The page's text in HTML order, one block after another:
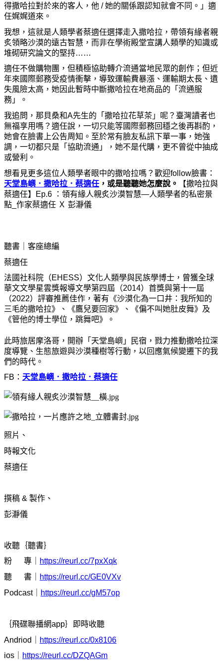
得撒哈拉對於來的客人，他 / 她的關係跟認知就會不同。」適
任娓娓道來。
我想，這就是人類學者蔡適任選擇走入撒哈拉，帶領有緣者親
炙領略沙漠的遠古智慧，而非在學術殿堂宣講人類學的知識或
堆砌研究論文的堅持……
適任不做購物團，但積極協助轉介流通當地民眾的創作；但近
年來國際郵務受疫情衝擊，導致運輸費暴漲、運輸期太長、遺
失風險太高，她因此暫時中斷撒哈拉在地商品的「流通服
務」。
我追問，那貝桑和A先生的「撒哈拉花草茶」呢？臺灣讀者也
無福享用嗎？適任說，一切只能等國際郵務回穩之後再斟酌，
她會在臉書上公告周知。至於常有臉友私訊下單一事，她強
調，一切都只是「協助流通」，她不是代購，更不曾從中抽成
或營利。
想看見更多這位人類學者眼中的撒哈拉嗎？歡迎follow臉書：
天堂島嶼．撒哈拉．蔡適任 ， 或是聽聽她怎麼說。
【撒哈拉與
蔡適任】Ep.6 ：領有緣人親炙沙漠智慧—人類學者的私密景
點_作家蔡適任 Ｘ 彭瀞儀
聽書｜客座總編
蔡適任
法國社科院（EHESS）文化人類學與民族學博士，曾獲全球
華文文學星雲獎報導文學第四屆（2014）首獎與第十一屆
（2022）評審推薦佳作，著有《沙漠化為一口井：我所知的
三毛的撒哈拉》、《鷹兒要回家》、《偏不叫她肚皮舞》及
《管他的博士學位，跳舞吧》。
此時旅居摩洛哥，開辦「天堂島嶼」民宿，戮力推動撒哈拉深
度導覽、生態旅遊與沙漠種樹等行動，以回應氣候變遷下的我
們的時代。
FB： 天堂島嶼．撒哈拉．蔡適任
照片、
時報文化
蔡適任
撰稿 & 製作、
彭瀞儀
收聽｛聽書｝
粉 專｜
https://reurl.cc/7pxXqk
聽 書｜
https://reurl.cc/GE0VXv
Podcast｜
https://reurl.cc/gM57op
｛飛碟聯播網app｝即時收聽
Andriod｜
https://reurl.cc/0x8106
ios｜
https://reurl.cc/DZQAGm